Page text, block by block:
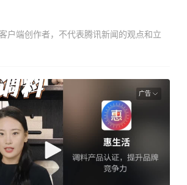
户端创作者，不代表腾讯新闻的观点和立
广告